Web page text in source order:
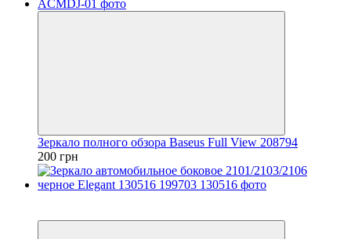
Зеркало полного обзора Baseus Full View 208794
200 грн